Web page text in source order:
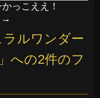
っこええ！
→
ラルワンダー
」への2件のフ